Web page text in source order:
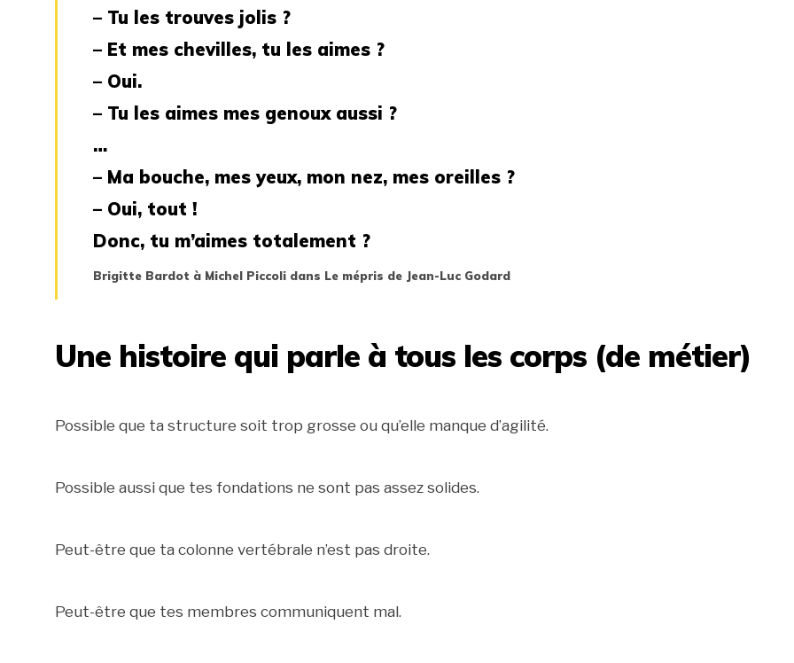
– Tu les trouves jolis ?
– Et mes chevilles, tu les aimes ?
– Oui.
– Tu les aimes mes genoux aussi ?
…
– Ma bouche, mes yeux, mon nez, mes oreilles ?
– Oui, tout !
Donc, tu m’aimes totalement ?
Brigitte Bardot à Michel Piccoli dans Le mépris de Jean-Luc Godard
Une histoire qui parle à tous les corps (de métier)
Possible que ta structure soit trop grosse ou qu’elle manque d’agilité.
Possible aussi que tes fondations ne sont pas assez solides.
Peut-être que ta colonne vertébrale n’est pas droite.
Peut-être que tes membres communiquent mal.